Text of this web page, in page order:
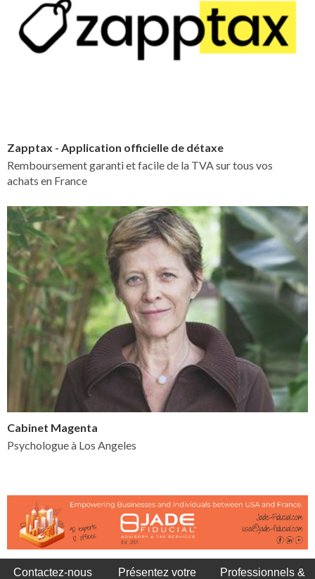
Zapptax - Application officielle de détaxe
Remboursement garanti et facile de la TVA sur tous vos
achats en France
Cabinet Magenta
Psychologue à Los Angeles
Contactez-nous Présentez votre Professionnels &